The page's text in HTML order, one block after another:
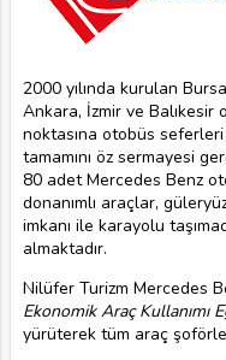
2000 yılında kurulan
Ankara, İzmir ve Balıkesir
noktasına otobüs seferleri
tamamını öz sermayesi
80 adet Mercedes Benz
donanımlı araçlar,
imkanı ile karayolu
almaktadır.
Nilüfer Turizm Mercedes
Ekonomik Araç Kullanımı
yürüterek tüm araç